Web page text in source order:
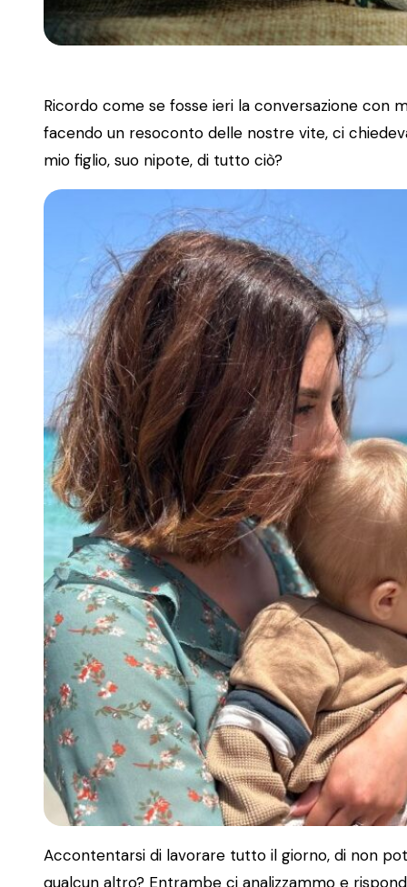
Ricordo come se fosse ieri la conversazione con
facendo un resoconto delle nostre vite, ci
mio figlio, suo nipote, di tutto ciò?
Accontentarsi di lavorare tutto il giorno, di non
qualcun altro? Entrambe ci analizzammo e